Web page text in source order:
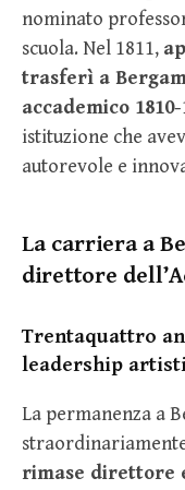
nominato
scuola. Nel 1811,
trasferì a
accademico
istituzione che
autorevole e
La carriera a
direttore
Trentaquattro
leadership
La permanenza a
rimase direttore